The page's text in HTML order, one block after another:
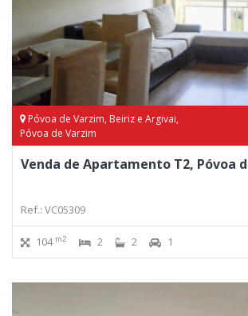
Póvoa de Varzim, Beiriz e Argivai,
Póvoa de Varzim
Venda de Apartamento T2, Póvoa
Ref.: VC05309
104 m2 2 2 1